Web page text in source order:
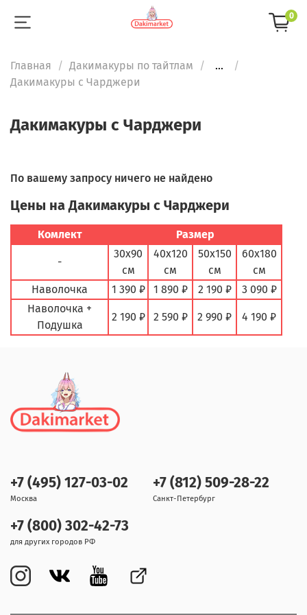
0
Главная Дакимакуры по тайтлам
...
Дакимакуры с Чарджери
Дакимакуры с Чарджери
По вашему запросу ничего не найдено
Цены на Дакимакуры с Чарджери
Комлект Размер
-
30х90
см
40х120
см
50х150
см
60х180
см
Наволочка
1 390 ₽ 1 890 ₽ 2 190 ₽
3 090 ₽
Наволочка +
Подушка
2 190 ₽ 2 590 ₽ 2 990 ₽ 4 190 ₽
+7 (495) 127-03-02
Москва
+7 (812) 509-28-22
Санкт-Петербург
+7 (800) 302-42-73
для других городов РФ